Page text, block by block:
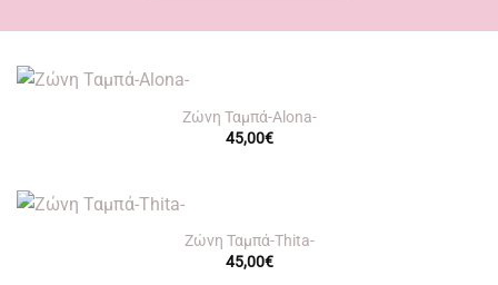
Ζώνη Ταμπά-Alona-
45,00€
Ζώνη Ταμπά-Thita-
45,00€